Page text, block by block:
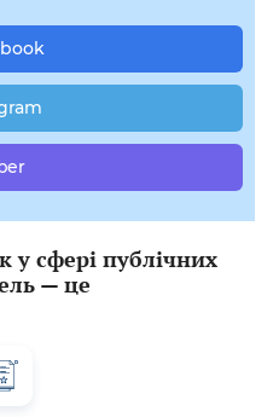
у сфері публічних
— це